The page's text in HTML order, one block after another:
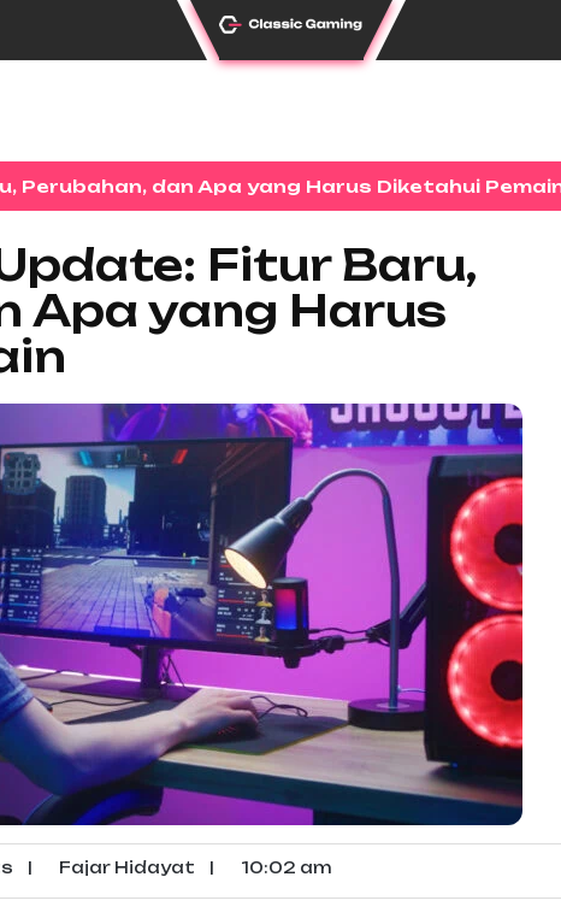
Perubahan, dan Apa yang Harus Diketahui
Fitur Baru,
Apa yang Harus
| Fajar Hidayat | 10:02 am